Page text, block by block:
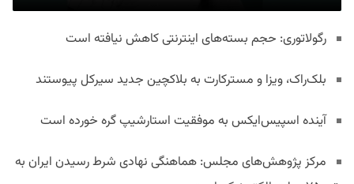
رگولاتوری: حجم بسته‌های اینترنتی کاهش نیافته است
بلک‌راک، ویزا و مسترکارت به بلاکچین جدید سیرکل پیوستند
آینده اسپیس‌ایکس به موفقیت استارشیپ گره خورده است
مرکز پژوهش‌های مجلس: هماهنگی نهادی شرط رسیدن ایران به